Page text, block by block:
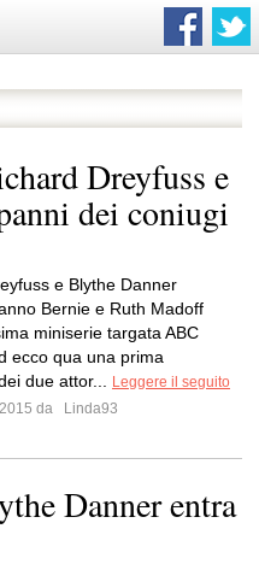
Dreyfuss e
dei coniugi
e Blythe Danner
Bernie e Ruth Madoff
miniserie targata ABC
ecco qua una prima
due attor...
Leggere il seguito
da
Linda93
Danner entra